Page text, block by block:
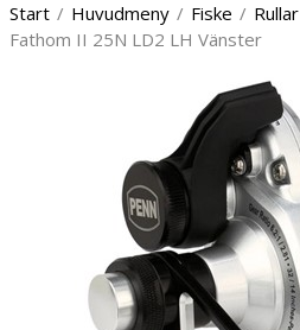
Start / Huvudmeny / Fiske / Rullar
Fathom II 25N LD2 LH Vänster